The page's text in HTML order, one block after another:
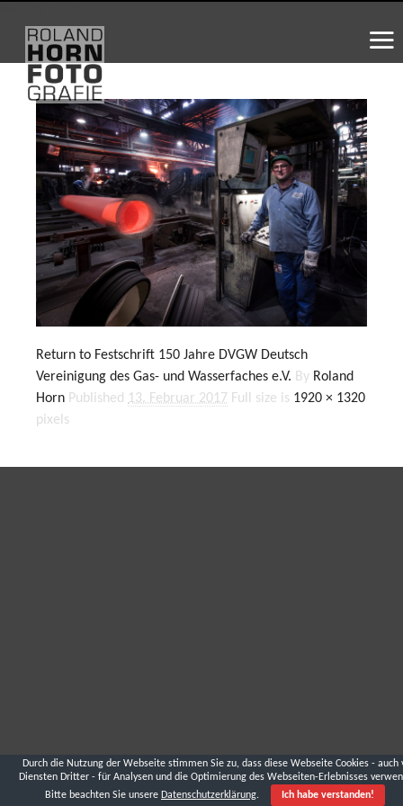
Return to Festschrift 150 Jahre DVGW Deutsch
Vereinigung des Gas- und Wasserfaches e.V. By Roland
Horn Published 13. Februar 2017 Full size is 1920 × 1320
pixels
Durch die Nutzung der Webseite stimmen Sie zu, dass diese Webseite Cookies - auch
Diensten Dritter - für Analysen und die Optimierung des Webseiten-Erlebnisses
Bitte beachten Sie unsere Datenschutzerklärung. Ich habe verstanden!